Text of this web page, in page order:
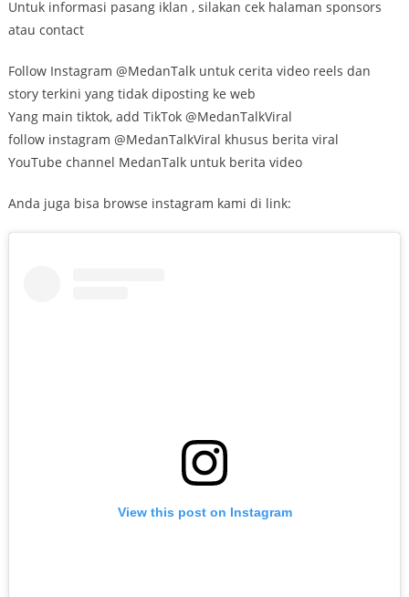
Untuk informasi pasang iklan , silakan cek halaman sponsors
atau contact
Follow Instagram @MedanTalk untuk cerita video reels dan
story terkini yang tidak diposting ke web
Yang main tiktok, add TikTok @MedanTalkViral
follow instagram @MedanTalkViral khusus berita viral
YouTube channel MedanTalk untuk berita video
Anda juga bisa browse instagram kami di link:
View this post on Instagram